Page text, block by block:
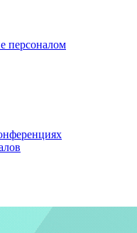
персоналом